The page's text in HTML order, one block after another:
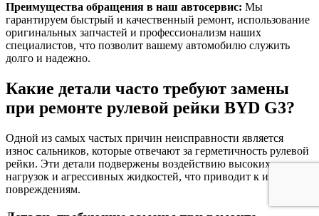
Преимущества обращения в наш автосервис: Мы
гарантируем быстрый и качественный ремонт, использование
оригинальных запчастей и профессионализм наших
специалистов, что позволит вашему автомобилю служить
долго и надежно.
Какие детали часто требуют замены
при ремонте рулевой рейки BYD G3?
Одной из самых частых причин неисправности является
износ сальников, которые отвечают за герметичность рулевой
рейки. Эти детали подвержены воздействию высоких
нагрузок и агрессивных жидкостей, что приводит к их
повреждениям.